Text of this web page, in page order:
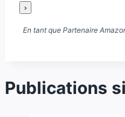
›
En tant que Partenaire
Publications